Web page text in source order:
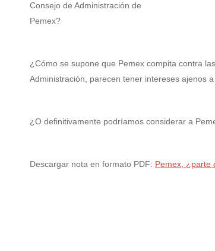
Consejo de Administración de
Pemex?
¿Cómo se supone que Pemex compita contra
Administración, parecen tener intereses ajenos
¿O definitivamente podríamos considerar a
Descargar nota en formato PDF: Pemex, ¿parte